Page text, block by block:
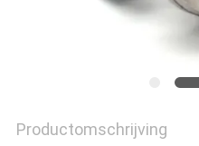
Productomschrijving